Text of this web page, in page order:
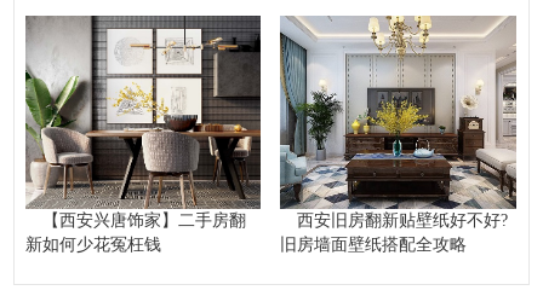
【西安兴唐饰家】二手房翻
新如何少花冤枉钱
西安旧房翻新贴壁纸好不好?
旧房墙面壁纸搭配全攻略